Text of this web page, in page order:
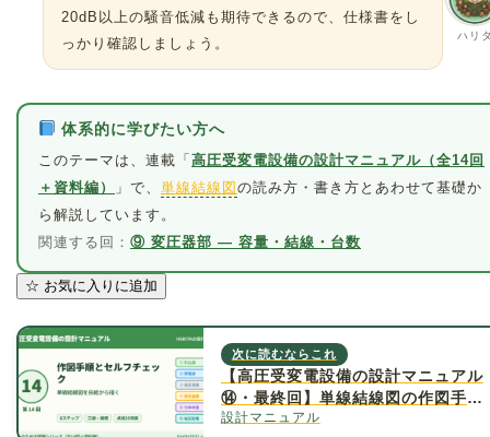
ハリ
20dB以上の騒音低減も期待できるので、仕様書をし
っかり確認しましょう。
体系的に学びたい方へ
このテーマは、連載「高圧受変電設備の設計マニュアル（全14回
＋資料編）
」で、 単線結線図の読み方・書き方とあわせて基礎か
ら解説しています。
関連する回： ⑨ 変圧器部 ― 容量・結線・台数
☆ お気に入りに追加
次に読むならこれ
【高圧受変電設備の設計マニュアル
⑭・最終回】単線結線図の作図手順
とセルフチェック20項目
設計マニュアル